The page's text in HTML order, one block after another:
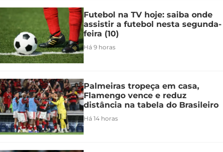
Futebol na TV hoje: saiba onde
assistir a futebol nesta segunda-
feira (10)
Há 9 horas
Palmeiras tropeça em casa,
Flamengo vence e reduz
distância na tabela do Brasileiro
Há 14 horas